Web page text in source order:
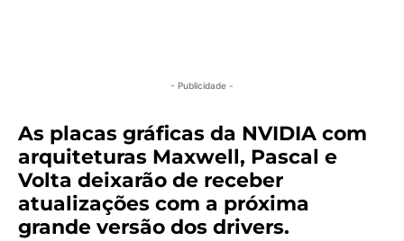
- Publicidade -
As placas gráficas da NVIDIA com
arquiteturas Maxwell, Pascal e
Volta deixarão de receber
atualizações com a próxima
grande versão dos drivers.